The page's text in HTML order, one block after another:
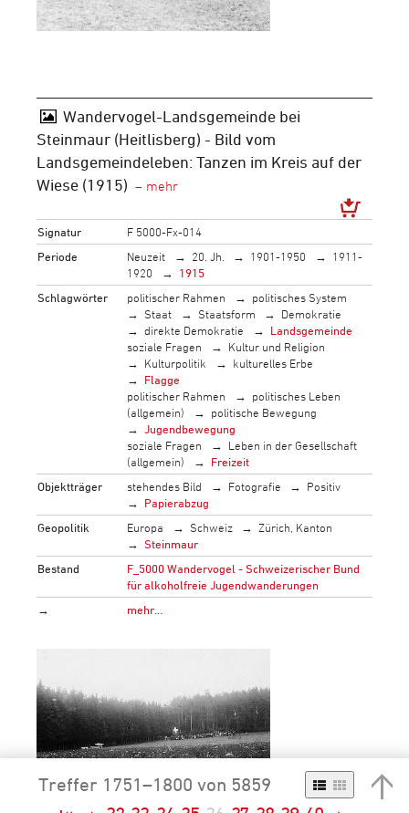
Wandervogel-Landsgemeinde bei
Steinmaur (Heitlisberg) - Bild vom
Landsgemeindeleben: Tanzen im Kreis auf der
Wiese (1915)
Signatur
F 5000-Fx-014
Periode
Neuzeit 20. Jh. 1901-1950
1911-
1920
1915
Schlagwörter
politischer Rahmen
politisches System
Staat
Staatsform
Demokratie
direkte Demokratie
Landsgemeinde
soziale Fragen
Kultur und Religion
Kulturpolitik
kulturelles Erbe
Flagge
politischer Rahmen
politisches Leben
(allgemein)
politische Bewegung
Jugendbewegung
soziale Fragen
Leben in der Gesellschaft
(allgemein)
Freizeit
Objektträger
stehendes Bild Fotografie
Positiv
Papierabzug
Geopolitik
Europa Schweiz
Zürich, Kanton
Steinmaur
Bestand
F_5000 Wandervogel - Schweizerischer Bund
für alkoholfreie Jugendwanderungen
→
mehr…
Treffer 1751–1800 von 5859